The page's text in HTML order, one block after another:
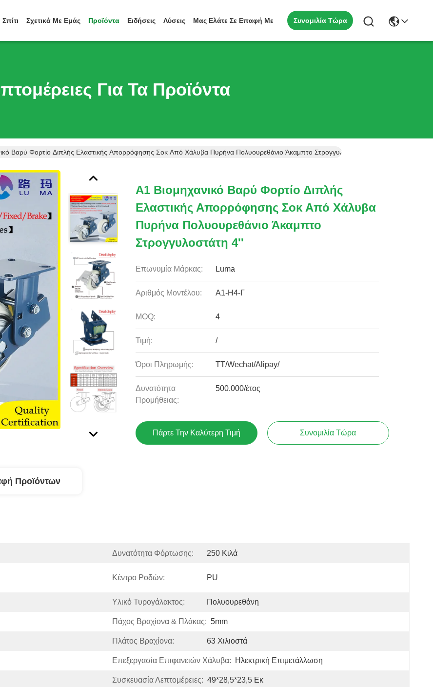
Σπίτι Σχετικά Με Εμάς Προϊόντα Ειδήσεις Λύσεις Μας Ελάτε Σε Επαφή Με Συνομιλία Τώρα
Για Τα Προϊόντα
Βαρύ Φορτίο Διπλής Ελαστικής Απορρόφησης Σοκ Από Χάλυβα Πυρήνα Πολυουρεθάνιο Άκαμπτο Στρογγυλοστάτη 4''
Α1 Βιομηχανικό Βαρύ Φορτίο Διπλής
Ελαστικής Απορρόφησης Σοκ Από Χάλυβα
Πυρήνα Πολυουρεθάνιο Άκαμπτο
Στρογγυλοστάτη 4''
Επωνυμία Μάρκας: Luma
Αριθμός Μοντέλου: Α1-Η4-Γ
MOQ: 4
Τιμή: /
Όροι Πληρωμής: TT/Wechat/Alipay/
Δυνατότητα
Προμήθειας:
500.000/έτος
Πάρτε Την Καλύτερη Τιμή Συνομιλία Τώρα
Προϊόντων
Δυνατότητα Φόρτωσης: 250 Κιλά
Κέντρο Ροδών: PU
Υλικό Τυρογάλακτος: Πολυουρεθάνη
Πάχος Βραχίονα & Πλάκας: 5mm
Πλάτος Βραχίονα: 63 Χιλιοστά
Επεξεργασία Επιφανειών Χάλυβα: Ηλεκτρική Επιμετάλλωση
Συσκευασία Λεπτομέρειες: 49*28,5*23,5 Εκ